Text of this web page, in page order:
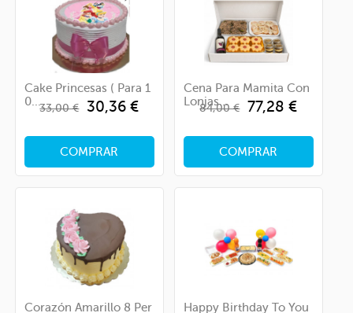
Cake Princesas ( Para 1
0...Precio
33,00 € Precio
30,36 €
COMPRAR
Cena Para Mamita Con
Lonjas...
Precio
84,00 € Precio
77,28 €
COMPRAR
Corazón Amarillo 8 Per
Happy Birthday To You